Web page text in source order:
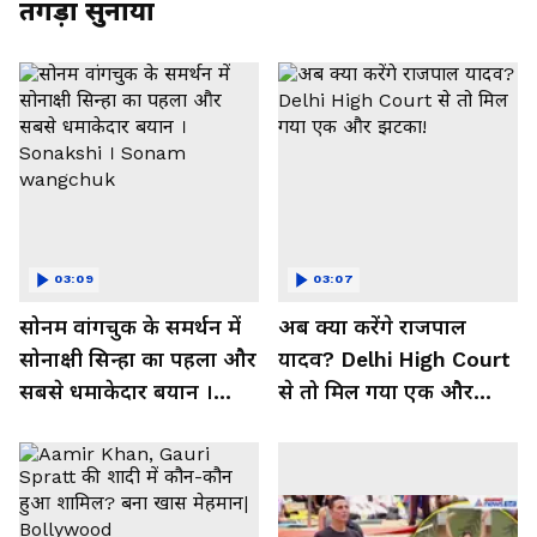
तगड़ा सुनाया
सोनम वांगचुक के समर्थन में
सोनाक्षी सिन्हा का पहला और
सबसे धमाकेदार बयान ।
wangchuk
03:09
अब क्या करेंगे राजपाल
यादव? Delhi High Court
से तो मिल गया एक और
03:07